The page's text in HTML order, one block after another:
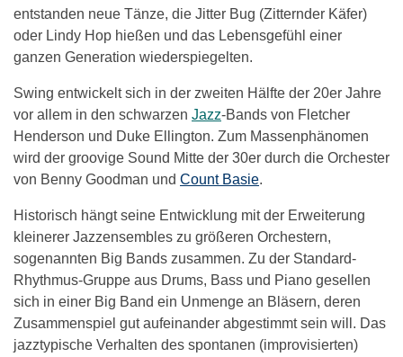
entstanden neue Tänze, die Jitter Bug (Zitternder Käfer)
oder Lindy Hop hießen und das Lebensgefühl einer
ganzen Generation wiederspiegelten.
Swing entwickelt sich in der zweiten Hälfte der 20er Jahre
vor allem in den schwarzen Jazz-Bands von Fletcher
Henderson und Duke Ellington. Zum Massenphänomen
wird der groovige Sound Mitte der 30er durch die Orchester
von Benny Goodman und Count Basie.
Historisch hängt seine Entwicklung mit der Erweiterung
kleinerer Jazzensembles zu größeren Orchestern,
sogenannten Big Bands zusammen. Zu der Standard-
Rhythmus-Gruppe aus Drums, Bass und Piano gesellen
sich in einer Big Band ein Unmenge an Bläsern, deren
Zusammenspiel gut aufeinander abgestimmt sein will. Das
jazztypische Verhalten des spontanen (improvisierten)